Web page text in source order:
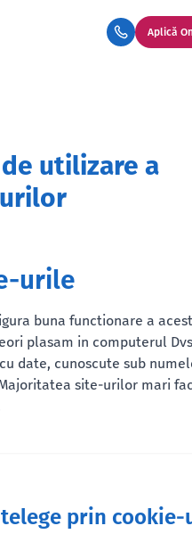
Aplică
utilizare a
urile
buna functionare a
plasam in computerul
date, cunoscute sub
site-urilor mari fac
prin cookie-